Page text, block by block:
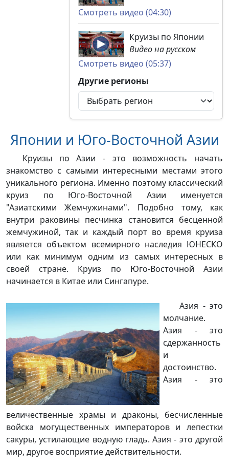
Смотреть видео (04:30)
Круизы по Японии
Видео на русском
Смотреть видео (05:37)
Другие регионы
Японии и Юго-Восточной Азии
Круизы по Азии - это возможность начать
знакомство с самыми интересными местами этого
уникального региона. Именно поэтому классический
круиз по Юго-Восточной Азии именуется
"Азиатскими Жемчужинами". Подобно тому, как
внутри раковины песчинка становится бесценной
жемчужиной, так и каждый порт во время круиза
является объектом всемирного наследия ЮНЕСКО
или как минимум одним из самых интересных в
своей стране. Круиз по Юго-Восточной Азии
начинается в Китае или Сингапуре.
Азия - это
молчание.
Азия - это
сдержанность
и
достоинство.
Азия - это
величественные храмы и драконы, бесчисленные
войска могущественных императоров и лепестки
сакуры, устилающие водную гладь. Азия - это другой
мир, другое восприятие действительности.